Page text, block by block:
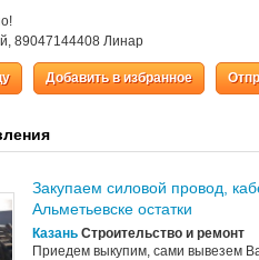
89047144408 Линар
Добавить в избранное
Закупаем силовой провод,
Альметьевске остатки
Казань Строительство и ремонт
Приедем выкупим, сами вывезем